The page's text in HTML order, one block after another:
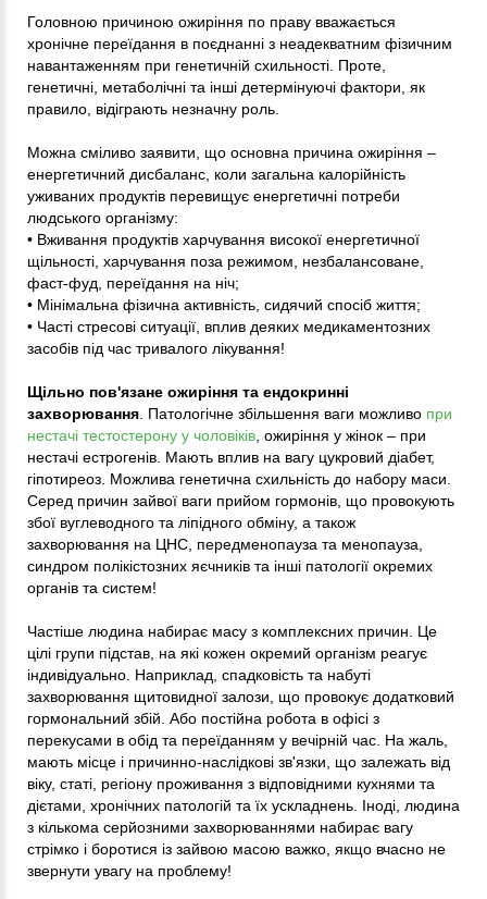
Головною причиною ожиріння по праву вважається
хронічне переїдання в поєднанні з неадекватним фізичним
навантаженням при генетичній схильності. Проте,
генетичні, метаболічні та інші детермінуючі фактори, як
правило, відіграють незначну роль.
Можна сміливо заявити, що основна причина ожиріння –
енергетичний дисбаланс, коли загальна калорійність
уживаних продуктів перевищує енергетичні потреби
людського організму:
• Вживання продуктів харчування високої енергетичної
щільності, харчування поза режимом, незбалансоване,
фаст-фуд, переїдання на ніч;
• Мінімальна фізична активність, сидячий спосіб життя;
• Часті стресові ситуації, вплив деяких медикаментозних
засобів під час тривалого лікування!
Щільно пов'язане ожиріння та ендокринні
захворювання . Патологічне збільшення ваги можливо при
нестачі тестостерону у чоловіків , ожиріння у жінок – при
нестачі естрогенів. Мають вплив на вагу цукровий діабет,
гіпотиреоз. Можлива генетична схильність до набору маси.
Серед причин зайвої ваги прийом гормонів, що провокують
збої вуглеводного та ліпідного обміну, а також
захворювання на ЦНС, передменопауза та менопауза,
синдром полікістозних яєчників та інші патології окремих
органів та систем!
Частіше людина набирає масу з комплексних причин. Це
цілі групи підстав, на які кожен окремий організм реагує
індивідуально. Наприклад, спадковість та набуті
захворювання щитовидної залози, що провокує додатковий
гормональний збій. Або постійна робота в офісі з
перекусами в обід та переїданням у вечірній час. На жаль,
мають місце і причинно-наслідкові зв'язки, що залежать від
віку, статі, регіону проживання з відповідними кухнями та
дієтами, хронічних патологій та їх ускладнень. Іноді, людина
з кількома серйозними захворюваннями набирає вагу
стрімко і боротися із зайвою масою важко, якщо вчасно не
звернути увагу на проблему!